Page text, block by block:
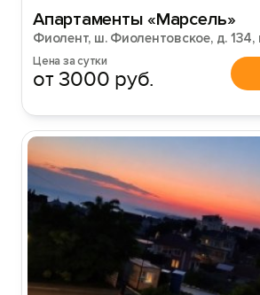
Апартаменты «Марсель»
Фиолент, ш. Фиолентовское, д. 134,
Цена за сутки
от 3000 руб.